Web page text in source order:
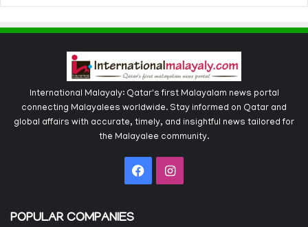
International Malayaly: Qatar's first Malayalam news portal
connecting Malayalees worldwide. Stay informed on Qatar and
global affairs with accurate, timely, and insightful news tailored for
the Malayalee community.
FacebookInstagram
POPULAR COMPANIES